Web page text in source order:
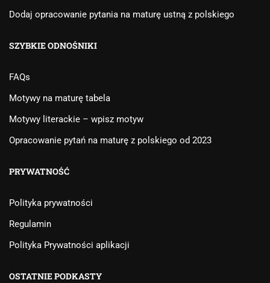
Dodaj opracowanie pytania na maturę ustną z polskiego
SZYBKIE ODNOŚNIKI
FAQs
Motywy na maturę tabela
Motywy literackie – wpisz motyw
Opracowanie pytań na maturę z polskiego od 2023
PRYWATNOŚĆ
Polityka prywatności
Regulamin
Polityka Prywatności aplikacji
OSTATNIE PODKASTY